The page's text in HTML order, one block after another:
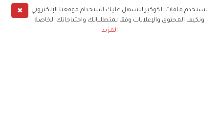
✖
نستخدم ملفات الكوكيز لنسهل عليك استخدام موقعنا الإلكتروني
ونكيف المحتوى والإعلانات وفقا لمتطلباتك واحتياجاتك الخاصة
المزيد